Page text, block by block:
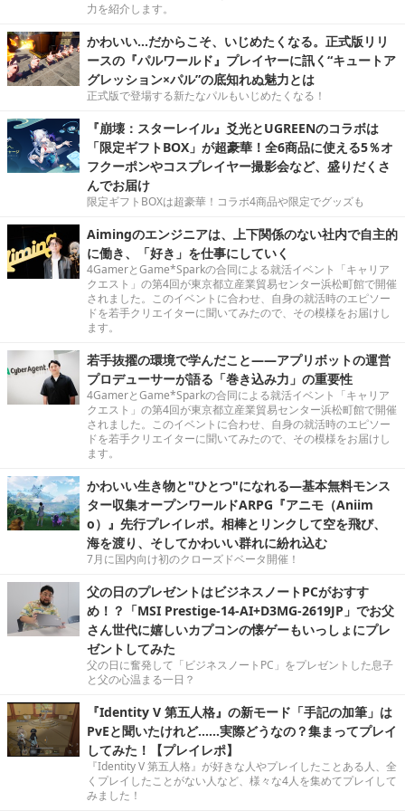
力を紹介します。
かわいい…だからこそ、いじめたくなる。正式版リリ
ースの『パルワールド』プレイヤーに訊く“キュートア
グレッション×パル”の底知れぬ魅力とは
正式版で登場する新たなパルもいじめたくなる！
『崩壊：スターレイル』爻光とUGREENのコラボは
「限定ギフトBOX」が超豪華！全6商品に使える5％オ
フクーポンやコスプレイヤー撮影会など、盛りだくさ
んでお届け
限定ギフトBOXは超豪華！コラボ4商品や限定でグッズも
Aimingのエンジニアは、上下関係のない社内で自主的
に働き、「好き」を仕事にしていく
4GamerとGame*Sparkの合同による就活イベント「キャリア
クエスト」の第4回が東京都立産業貿易センター浜松町館で開催
されました。このイベントに合わせ、自身の就活時のエピソー
ドを若手クリエイターに聞いてみたので、その模様をお届けし
ます。
若手抜擢の環境で学んだこと――アプリボットの運営
プロデューサーが語る「巻き込み力」の重要性
4GamerとGame*Sparkの合同による就活イベント「キャリア
クエスト」の第4回が東京都立産業貿易センター浜松町館で開催
されました。このイベントに合わせ、自身の就活時のエピソー
ドを若手クリエイターに聞いてみたので、その模様をお届けし
ます。
かわいい生き物と"ひとつ"になれる―基本無料モンス
ター収集オープンワールドARPG『アニモ（Aniim
o）』先行プレイレポ。相棒とリンクして空を飛び、
海を渡り、そしてかわいい群れに紛れ込む
7月に国内向け初のクローズドベータ開催！
父の日のプレゼントはビジネスノートPCがおすす
め！？「MSI Prestige-14-AI+D3MG-2619JP」でお父
さん世代に嬉しいカプコンの懐ゲーもいっしょにプレ
ゼントしてみた
父の日に奮発して「ビジネスノートPC」をプレゼントした息子
と父の心温まる一日？
『Identity V 第五人格』の新モード「手記の加筆」は
PvEと聞いたけれど……実際どうなの？集まってプレイ
してみた！【プレイレポ】
『Identity V 第五人格』が好きな人やプレイしたことある人、全
くプレイしたことがない人など、様々な4人を集めてプレイして
みました！